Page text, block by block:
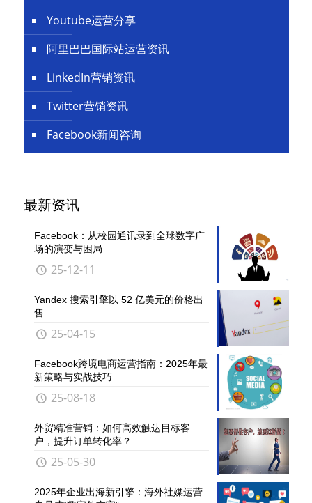
Youtube运营分享
阿里巴巴国际站运营资讯
LinkedIn营销资讯
Twitter营销资讯
Facebook新闻咨询
最新资讯
Facebook：从校园通讯录到全球数字广
场的演变与困局
25-12-11
Yandex 搜索引擎以 52 亿美元的价格出
售
25-04-15
Facebook跨境电商运营指南：2025年最
新策略与实战技巧
25-08-18
外贸精准营销：如何高效触达目标客
户，提升订单转化率？
25-05-30
2025年企业出海新引擎：海外社媒运营